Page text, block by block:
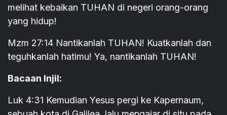
melihat kebaikan TUHAN di negeri orang-orang
yang hidup!
Mzm 27:14 Nantikanlah TUHAN! Kuatkanlah dan
teguhkanlah hatimu! Ya, nantikanlah TUHAN!
Bacaan Injil:
Luk 4:31 Kemudian Yesus pergi ke Kapernaum,